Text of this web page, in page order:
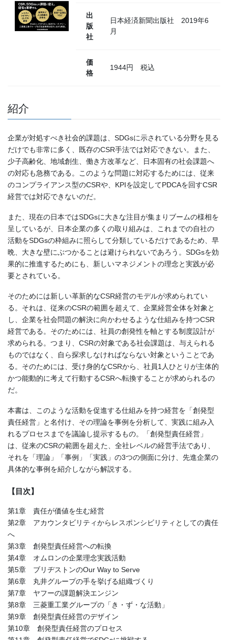
出
版
社
日本経済新聞出版社 2019年6
月
価
格
1944円 税込
紹介
企業が対処すべき社会的課題は、SDGsに示されている分野を見る
だけでも非常に多く、既存のCSR手法では対応できない。また、
少子高齢化、地域創生、働き方改革など、日本固有の社会課題へ
の対応も急務である。このような問題に対応するためには、従来
のコンプライアンス型のCSRや、KPIを設定してPDCAを回すCSR
経営では対応できないのだ。
また、現在の日本ではSDGsに大きな注目が集まりブームの様相を
呈しているが、日本企業の多くの取り組みは、これまでの自社の
活動をSDGsの枠組みに照らして分類しているだけであるため、早
晩、大きな壁にぶつかることは避けられないであろう。SDGsを効
果的に推進するためにも、新しいマネジメントの理念と実践が必
要とされている。
そのためには新しい革新的なCSR経営のモデルが求められてい
る。それは、従来のCSRの範囲を超えて、企業経営全体を対象と
し、企業を社会問題の解決に向かわせるような仕組みを持つCSR
経営である。そのためには、社員の創発性を軸とする制度設計が
求められる。つまり、CSRの対象である社会課題は、与えられる
ものではなく、自ら探求しなければならない対象ということであ
る。そのためには、受け身的なCSRから、社員1人ひとりが主体的
かつ能動的に考えて行動するCSRへ転換することが求められるの
だ。
本書は、このような活動を促進する仕組みを持つ経営を「創発型
責任経営」と名付け、その理論を事例を分析して、実践に組み入
れるプロセスまでを議論し提示するもの。「創発型責任経営」
は、従来のCSRの範囲を超えた、全社レベルの経営手法であり、
それを「理論」「事例」「実践」の3つの側面に分け、先進企業の
具体的な事例を紹介しながら解説する。
【目次】
第1章 責任が価値を生む経営
第2章 アカウンタビリティからレスポンシビリティとしての責任
へ
第3章 創発型責任経営への転換
第4章 オムロンの企業理念実践活動
第5章 ブリヂストンのOur Way to Serve
第6章 丸井グループの手を挙げる組織づくり
第7章 ヤフーの課題解決エンジン
第8章 三菱重工業グループの「き・ず・な活動」
第9章 創発型責任経営のデザイン
第10章 創発型責任経営のプロセス